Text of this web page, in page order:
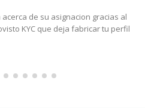
de su asignacion gracias al
KYC que deja fabricar tu perfil